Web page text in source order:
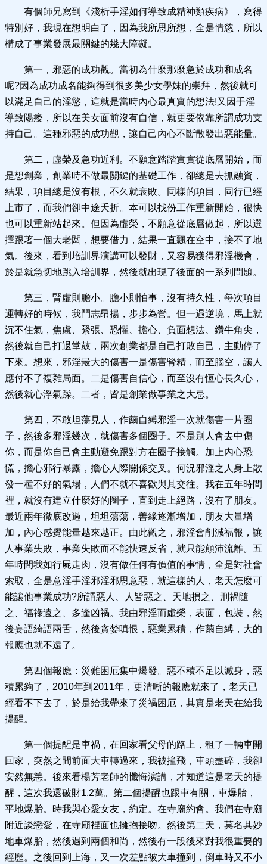
有個師兄寫到《淺析手淫如何導致成精神類疾病》，寫得
特別好，我現在想明白了，因為我所思所想，全是情慾，所以
構成了事業發展最關鍵的幾大障礙。
第一，邪惡的成功觀。當初為什麼那麼急於成功和成名
呢?因為成功成名能夠得到很多美少女學妹的崇拜，然後就可
以滿足自己的淫慾，這就是當時內心最真實的想法!又因手淫
導致陽痿，所以在美女面前沒有自信，就更要依靠所謂成功支
持自己。這種邪惡的成功觀，讓自己內心不斷散發出惡能量。
第二，虛榮及急功近利。不願意踏踏實實從底層開始，而
是想創業，創業時不做最關鍵的基礎工作，卻總是去抓融資，
結果，項目總是沒有根，不久就衰敗。同樣的項目，同行已經
上市了，而我們卻中途夭折。本可以找份工作重新開始，很快
也可以重新站起來。但因為虛榮，不願意從底層做起，所以選
擇跟著一個大老闆，想要借力，結果一直飄在空中，接不了地
氣。後來，看到培訓界演講可以發財，又容易獲得邪淫機會，
於是就急切地跳入培訓界，然後就出現了後面的一系列問題。
第三，腎虛則膽小。膽小則怕事，沒有持久性，每次項目
運轉好的時候，我鬥志昂揚，步步為營。但一遇逆境，馬上就
沉不住氣，焦慮、緊張、恐懼、擔心、負面想法、鑽牛角尖，
然後就自己打退堂鼓，兩次創業都是自己打敗自己，主動停了
下來。想來，邪淫最大的傷害一是傷害腎精，而至腦空，讓人
應付不了複雜局面。二是傷害自信心，而至沒有恆心長久心，
然後就心浮氣躁。二者，皆是創業做事業之大忌。
第四，不敢坦蕩見人，作繭自縛邪淫一次就傷害一片圈
子，然後多邪淫幾次，就傷害多個圈子。不是別人會去中傷
你，而是你自己會主動避免跟對方在圈子接觸。加上內心恐
慌，擔心邪行暴露，擔心人際關係交叉。何況邪淫之人身上散
發一種不好的氣場，人們不就不喜歡與其交往。我在五年時間
裡，就沒有建立什麼好的圈子，直到走上絕路，沒有了朋友。
最近兩年徹底改過，坦坦蕩蕩，善緣逐漸增加，朋友大量增
加，內心感覺能量越來越正。由此觀之，邪淫會削減福報，讓
人事業失敗，事業失敗而不能快速反省，就只能顛沛流離。五
年時間我如行屍走肉，沒有做任何有價值的事情，全是對社會
索取，全是意淫手淫邪淫邪思意惡，就這樣的人，老天怎麼可
能讓他事業成功?所謂惡人、人皆惡之、天地損之、刑禍隨
之、福祿遠之、多逢凶禍。我由邪淫而虛榮，表面，包裝，然
後妄語綺語兩舌，然後貪婪嗔恨，惡業累積，作繭自縛，大的
報應也就不遠了。
第四個報應：災難困厄集中爆發。惡不積不足以滅身，惡
積累夠了，2010年到2011年，更清晰的報應就來了，老天已
經看不下去了，於是給我帶來了災禍困厄，其實是老天在給我
提醒。
第一個提醒是車禍，在回家看父母的路上，租了一輛車開
回家，突然之間前面大車轉過來，我被撞飛，車頭盡碎，我卻
安然無恙。後來看楊芳老師的懺悔演講，才知道這是老天的提
醒，這次我還破財1.2萬。第二個提醒也跟車有關，車爆胎，
平地爆胎。時我與心愛女友，約定。在寺廟約會。我們在寺廟
附近談戀愛，在寺廟裡面也擁抱接吻。然後第二天，莫名其妙
地車爆胎，然後遇到兩個和尚，然後有一段後來對我很重要的
經歷。之後回到上海，又一次差點被大車撞到，倒車時又不小